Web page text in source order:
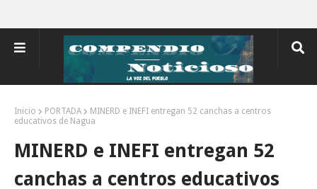
Inicio PORTADA
MINERD e INEFI entregan 52 canchas a centros
educativos de Nagua
MINERD e INEFI entregan 52
canchas a centros educativos